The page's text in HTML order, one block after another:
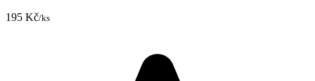
195 Kč/ks